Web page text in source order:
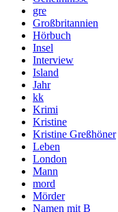
gre
Großbritannien
Hörbuch
Insel
Interview
Island
Jahr
kk
Krimi
Kristine
Kristine Greßhöner
Leben
London
Mann
mord
Mörder
Namen mit B